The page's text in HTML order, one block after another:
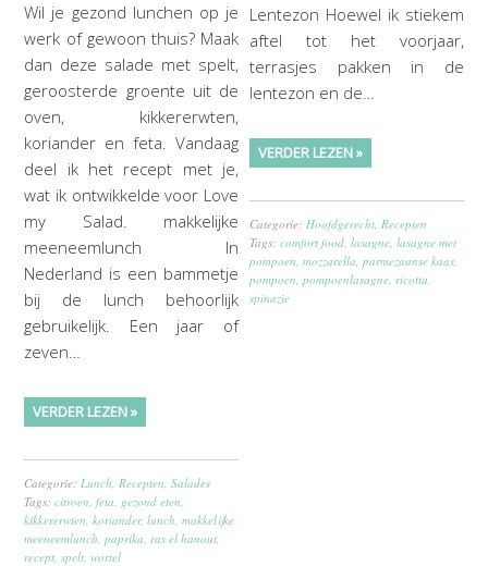
Wil je gezond lunchen op je
werk of gewoon thuis? Maak
dan deze salade met spelt,
geroosterde groente uit de
oven, kikkererwten,
koriander en feta. Vandaag
deel ik het recept met je,
wat ik ontwikkelde voor Love
my Salad. makkelijke
meeneemlunch In
Nederland is een bammetje
bij de lunch behoorlijk
gebruikelijk. Een jaar of
zeven…
VERDER LEZEN »
Categorie: Lunch Recepten ,Salades
Tags:citroen ,feta gezond eten
kikkererwten ,koriander,lunch ,makkelijke
meeneemlunch ,paprika ras el hanout
recept ,spelt ,wortel
Lentezon Hoewel ik stiekem
aftel tot het voorjaar,
terrasjes pakken in de
lentezon en de…
VERDER LEZEN »
Categorie: Hoofdgerecht Recepten
Tags:comfort food ,lasagne ,lasagne met
pompoen ,mozzarella ,parmezaanse kaas
pompoen ,pompoenlasagne ricotta
spinazie